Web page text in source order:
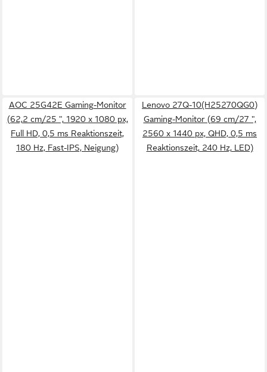
AOC 25G42E Gaming-Monitor
(62,2 cm/25 ", 1920 x 1080 px,
Full HD, 0,5 ms Reaktionszeit,
180 Hz, Fast-IPS, Neigung)
Lenovo 27Q-10(H25270QG0)
Gaming-Monitor (69 cm/27 ",
2560 x 1440 px, QHD, 0,5 ms
Reaktionszeit, 240 Hz, LED)